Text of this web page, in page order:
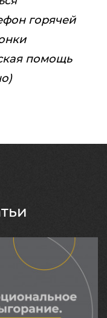
горячей
помощь